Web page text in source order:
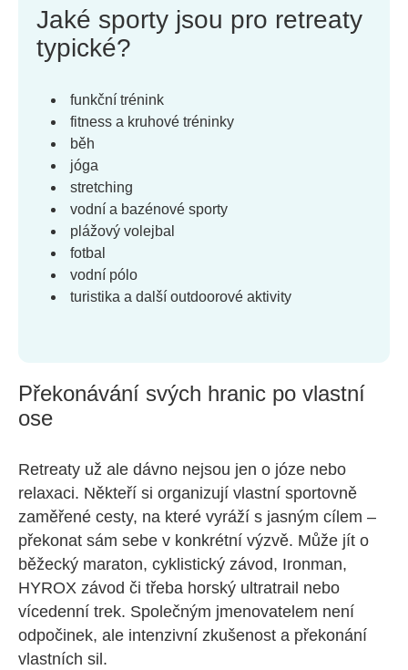
Jaké sporty jsou pro retreaty
typické?
funkční trénink
fitness a kruhové tréninky
běh
jóga
stretching
vodní a bazénové sporty
plážový volejbal
fotbal
vodní pólo
turistika a další outdoorové aktivity
Překonávání svých hranic po vlastní
ose
Retreaty už ale dávno nejsou jen o józe nebo
relaxaci. Někteří si organizují vlastní sportovně
zaměřené cesty, na které vyráží s jasným cílem –
překonat sám sebe v konkrétní výzvě. Může jít o
běžecký maraton, cyklistický závod, Ironman,
HYROX závod či třeba horský ultratrail nebo
vícedenní trek. Společným jmenovatelem není
odpočinek, ale intenzivní zkušenost a překonání
vlastních sil.